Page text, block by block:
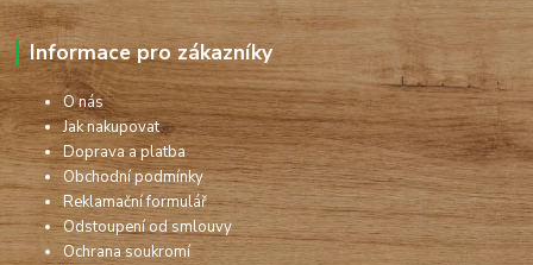
Informace pro zákazníky
O nás
Jak nakupovat
Doprava a platba
Obchodní podmínky
Reklamační formulář
Odstoupení od smlouvy
Ochrana soukromí